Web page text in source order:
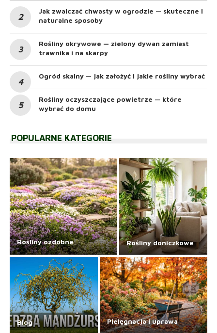
Jak zwalczać chwasty w ogrodzie — skuteczne i
naturalne sposoby
Rośliny okrywowe — zielony dywan zamiast
trawnika i na skarpy
Ogród skalny — jak założyć i jakie rośliny wybrać
Rośliny oczyszczające powietrze — które
wybrać do domu
POPULARNE KATEGORIE
Rośliny ozdobne Rośliny doniczkowe
Blog Pielęgnacja i uprawa